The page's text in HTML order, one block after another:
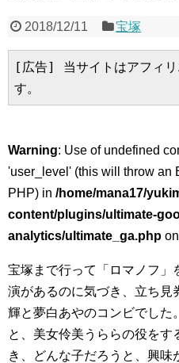
2018/12/11 宝塚
[広告] 当サイトはアフィリ
す。
Warning: Use of undefined
'user_level' (this will throw an
PHP) in /home/mana17/
content/plugins/ultimate-
analytics/ultimate_ga.php
宝塚まで行って「ロマノフ」
演があるのに気づき、立ち見
輝と夢白あやのコンビでした。
と、美女伶美うららの役をす
き、どんな子だろうと、興味